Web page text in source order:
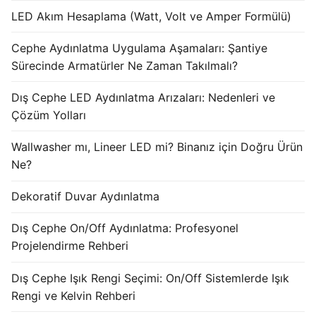
BLOG
Turkish
German
LED Akım Hesaplama (Watt, Volt ve Amper Formülü)
Cephe Aydınlatma Uygulama Aşamaları: Şantiye
Sürecinde Armatürler Ne Zaman Takılmalı?
Dış Cephe LED Aydınlatma Arızaları: Nedenleri ve
Çözüm Yolları
Wallwasher mı, Lineer LED mi? Binanız için Doğru Ürün
Ne?
Dekoratif Duvar Aydınlatma
Dış Cephe On/Off Aydınlatma: Profesyonel
Projelendirme Rehberi
Dış Cephe Işık Rengi Seçimi: On/Off Sistemlerde Işık
Rengi ve Kelvin Rehberi